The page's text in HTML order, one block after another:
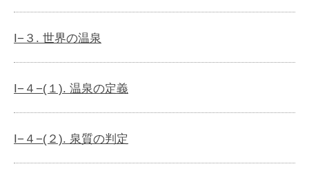
I−３. 世界の温泉
I−４−(１). 温泉の定義
I−４−(２). 泉質の判定